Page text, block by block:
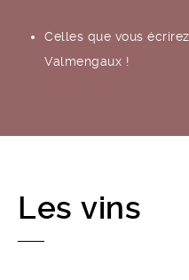
Celles que vous
Valmengaux !
Les vins